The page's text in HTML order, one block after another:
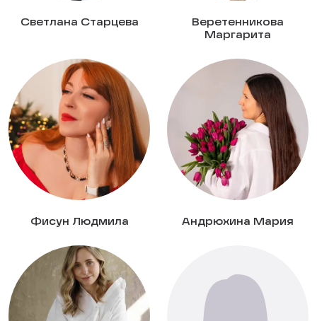
Светлана Старцева
Веретенникова
Маргарита
Фисун Людмила Андрюхина Мария